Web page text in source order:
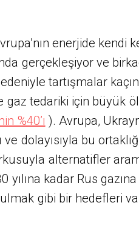
enerjide kendi
gerçekleşiyor ve
tartışmalar
gaz tedariki için büyük
%40’ı ). Avrupa,
dolayısıyla bu
alternatifler
yılına kadar Rus gazına
gibi bir hedefleri